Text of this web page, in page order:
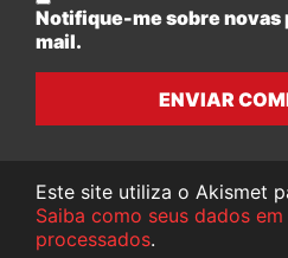
Notifique-me sobre novas
mail.
ENVIAR
Este site utiliza o Akismet
Saiba como seus dados
processados.